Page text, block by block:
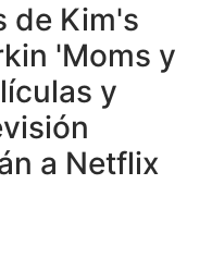
de Kim's
'Moms y
y
a Netflix